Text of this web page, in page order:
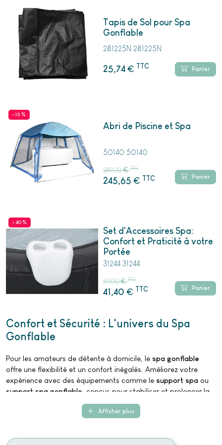
Tapis de Sol pour Spa
Gonflable
281225N 281225N
25,74€ TTC Panier
- 15 %
Abri de Piscine et Spa
50140 50140
289,00€ TTC
245,65€ TTC Panier
- 40 %
Set d'Accessoires Spa:
Confort et Praticité à votre
Portée
31244 31244
69,00€ TTC
41,40€ TTC Panier
Confort et Sécurité : L'univers du Spa
Gonflable
Pour les amateurs de détente à domicile, le spa gonflable
offre une flexibilité et un confort inégalés. Améliorez votre
expérience avec des équipements comme le support spa ou
support spa gonflable , conçus pour stabiliser et prolonger la
durée de vie de votre spa. Pour les problèmes techniques,
spa qui disjoncte quand il chauffe
Afficher plus